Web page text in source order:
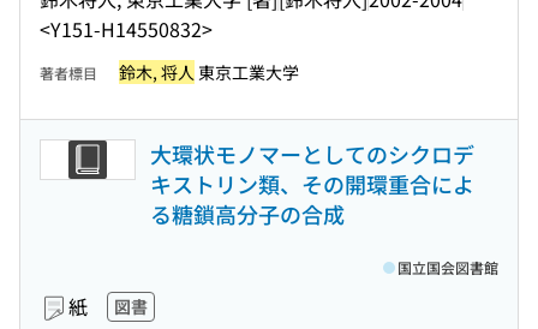
<Y151-H14550832>
著者標目 鈴木, 将人 東京工業大学
大環状モノマーとしてのシクロデ
キストリン類、その開環重合によ
る糖鎖高分子の合成
紙 図書
国立国会図書館